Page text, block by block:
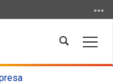
Abrir
busca